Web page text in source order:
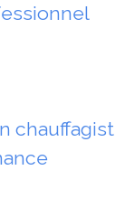
chauffagist